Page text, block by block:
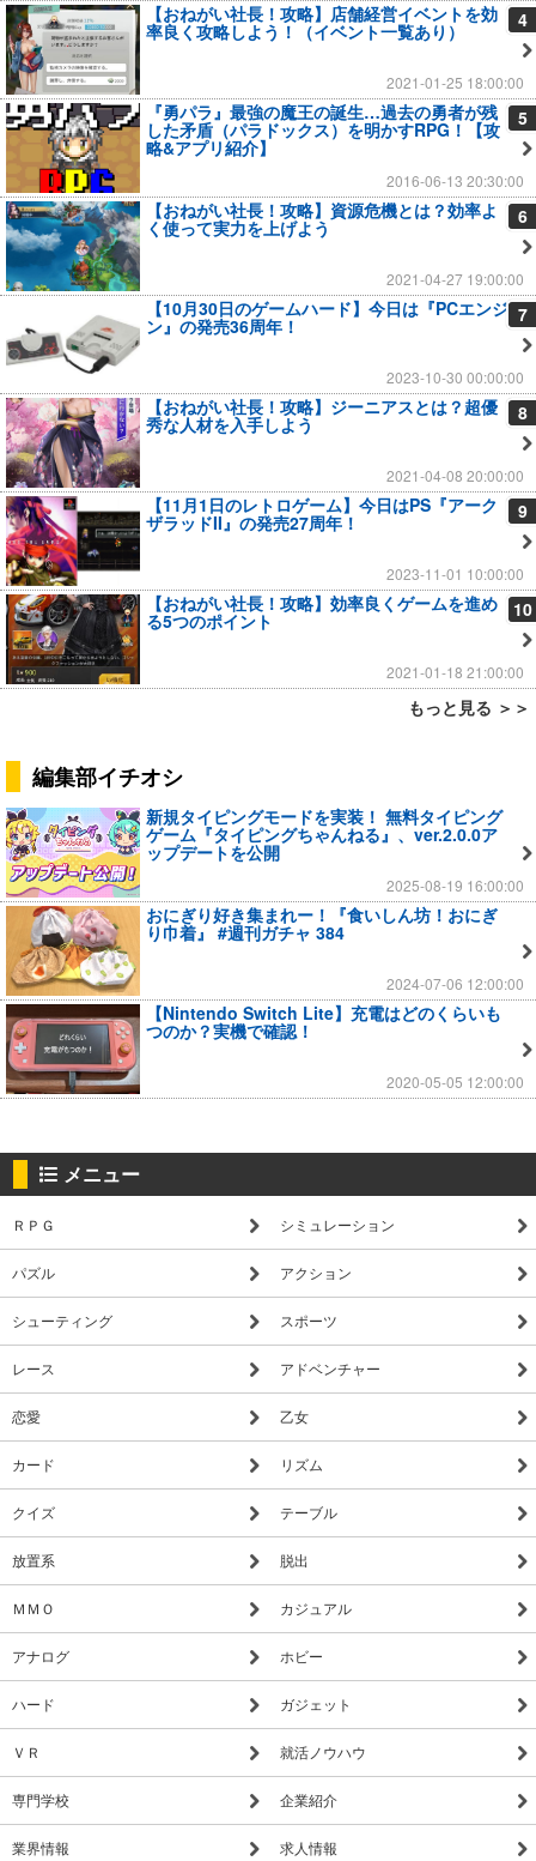
4
【おねがい社長！攻略】店舗経営イベントを効
率良く攻略しよう！（イベント一覧あり）
2021-01-25 18:00:00
5
『勇パラ』最強の魔王の誕生…過去の勇者が残
した矛盾（パラドックス）を明かすRPG！【攻
略&アプリ紹介】
2016-06-13 20:30:00
6
【おねがい社長！攻略】資源危機とは？効率よ
く使って実力を上げよう
2021-04-27 19:00:00
7
【10月30日のゲームハード】今日は『PCエンジ
ン』の発売36周年！
2023-10-30 00:00:00
8
【おねがい社長！攻略】ジーニアスとは？超優
秀な人材を入手しよう
2021-04-08 20:00:00
9
【11月1日のレトロゲーム】今日はPS『アーク
ザラッドII』の発売27周年！
2023-11-01 10:00:00
10
【おねがい社長！攻略】効率良くゲームを進め
る5つのポイント
2021-01-18 21:00:00
もっと見る ＞＞
編集部イチオシ
新規タイピングモードを実装！ 無料タイピング
ゲーム『タイピングちゃんねる』、ver.2.0.0ア
ップデートを公開
2025-08-19 16:00:00
おにぎり好き集まれー！『食いしん坊！おにぎ
り巾着』 #週刊ガチャ 384
2024-07-06 12:00:00
【Nintendo Switch Lite】充電はどのくらいも
つのか？実機で確認！
2020-05-05 12:00:00
メニュー
ＲＰＧ シミュレーション
パズル アクション
シューティング スポーツ
レース アドベンチャー
恋愛 乙女
カード リズム
クイズ テーブル
放置系 脱出
ＭＭＯ カジュアル
アナログ ホビー
ハード ガジェット
ＶＲ 就活ノウハウ
専門学校 企業紹介
業界情報 求人情報